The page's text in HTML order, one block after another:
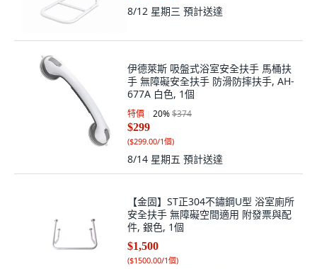
8/12 星期三 預計送達
伊德萊斯 吸盤式浴室安全扶手 馬桶扶
手 無障礙安全扶手 防滑防摔扶手, AH-
677A 白色, 1個
特價 20%$374
$299
($299.00/1個)
8/14 星期五 預計送達
【金固】ST正304不鏽鋼U型 浴室廁所
安全扶手 無障礙空間適用 附發票與配
件, 銀色, 1個
$1,500
($1500.00/1個)